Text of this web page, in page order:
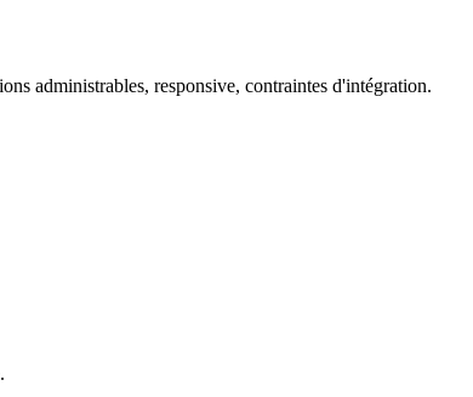
administrables, responsive, contraintes d'intégration.